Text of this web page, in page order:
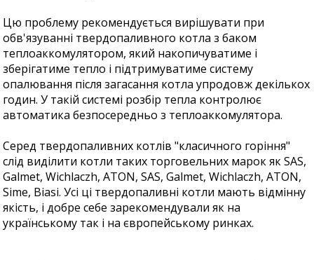
Цю проблему рекомендується вирішувати при
обв'язуванні твердопаливного котла з баком
теплоаккомулятором, який накопичуватиме і
зберігатиме тепло і підтримуватиме систему
опалювання після загасання котла упродовж декількох
годин. У такій системі розбір тепла контролює
автоматика безпосередньо з теплоаккомулятора.
Серед твердопаливних котлів "класичного горіння"
слід виділити котли таких торговельних марок як SAS,
Galmet, Wichlaczh, ATON, SAS, Galmet, Wichlaczh, ATON,
Sime, Biasi. Усі ці твердопаливні котли мають відмінну
якість, і добре себе зарекомендували як на
українському так і на європейському ринках.